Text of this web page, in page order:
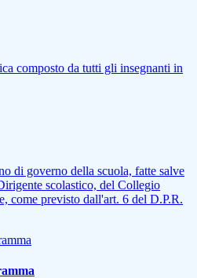
composto da tutti gli insegnanti in
di governo della scuola, fatte salve
scolastico, del Collegio
come previsto dall'art. 6 del D.P.R.